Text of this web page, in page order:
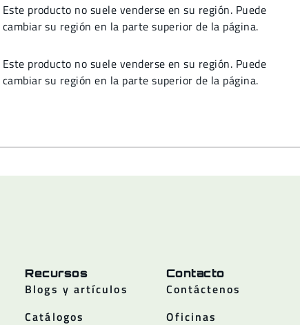
Este producto no suele venderse en su región. Puede
cambiar su región en la parte superior de la página.
Este producto no suele venderse en su región. Puede
cambiar su región en la parte superior de la página.
Recursos
Blogs y artículos
Catálogos
Contacto
Contáctenos
Oficinas